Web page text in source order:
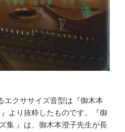
エクササイズ音型は『御木本
より抜粋したものです。『御
集 』は、御木本澄子先生が長